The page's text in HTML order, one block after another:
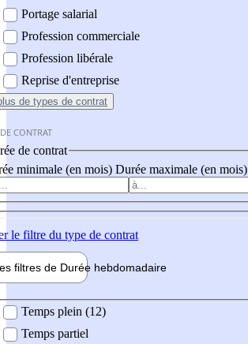
Portage salarial
Profession commerciale
Profession libérale
Reprise d'entreprise
de types de contrat
CONTRAT
de contrat
minimale (en mois) Durée maximale (en mois)
le filtre du type de contrat
filtres de Durée hebdomadaire
Temps plein (12)
Temps partiel